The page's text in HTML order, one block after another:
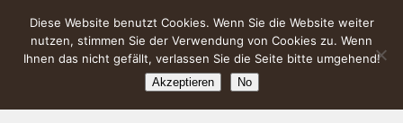
Diese Website benutzt Cookies. Wenn Sie die Website weiter
nutzen, stimmen Sie der Verwendung von Cookies zu. Wenn
Ihnen das nicht gefällt, verlassen Sie die Seite bitte umgehend!
Akzeptieren No